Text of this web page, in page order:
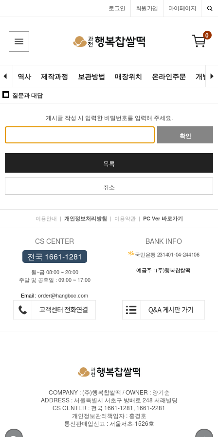
마이페이지
회원가입
로그인
0
역사 제작과정 보관방법 매장위치 온라인주문 개별
질문과 대답
게시글 작성 시 입력한 비밀번호를 입력해 주세요.
확인
목록
취소
이용안내 | 개인정보처리방침 | 이용약관 | PC Ver 바로가기
CS CENTER
전국 1661-1281
월~금 08:00 ~ 20:00
주말 및 공휴일 : 09:00 ~ 17:00
Email : order@hangboc.com
BANK INFO
국민은행 231401-04-244106
예금주 : (주)행복찹쌀떡
COMPANY : (주)행복찹쌀떡 / OWNER : 양기순
ADDRESS : 서울특별시 서초구 방배로 248 서래빌딩
CS CENTER : 전국 1661-1281, 1661-2281
개인정보관리책임자 : 홍경호
통신판매업신고 : 서울서초-1526호